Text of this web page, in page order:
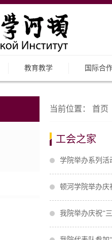
教育教学 国际合
当前位置： 首页
工会之家
学院举办系列活
顿河学院举办庆
我院举办庆祝“